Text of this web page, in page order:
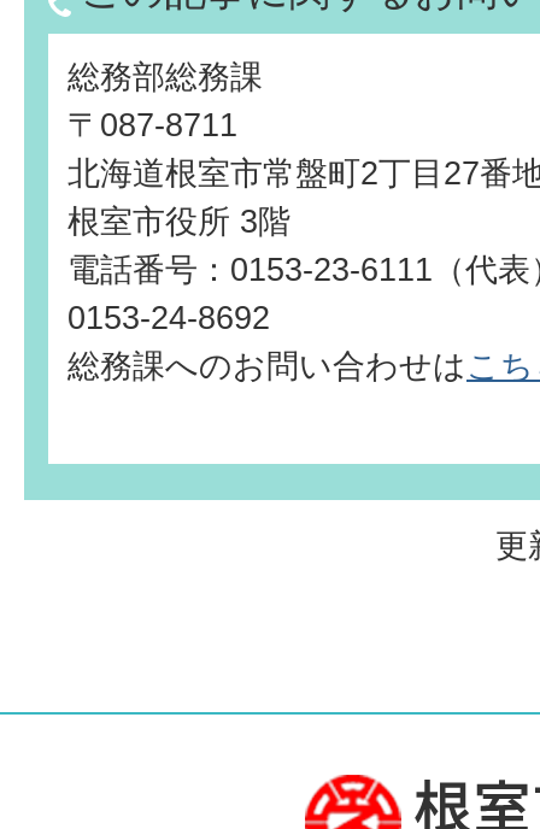
総務部総務課
〒087-8711
北海道根室市常盤町2丁目27番
根室市役所 3階
電話番号：0153-23-6111（代
0153-24-8692
総務課へのお問い合わせはこ
更